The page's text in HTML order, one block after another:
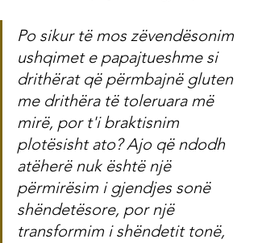
Po sikur të mos zëvendësonim
ushqimet e papajtueshme si
drithërat që përmbajnë gluten
me drithëra të toleruara më
mirë, por t'i braktisnim
plotësisht ato? Ajo që ndodh
atëherë nuk është një
përmirësim i gjendjes sonë
shëndetësore, por një
transformim i shëndetit tonë,